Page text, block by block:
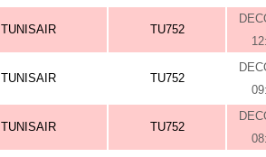
TUNISAIR TU752
TUNISAIR TU752
TUNISAIR TU752